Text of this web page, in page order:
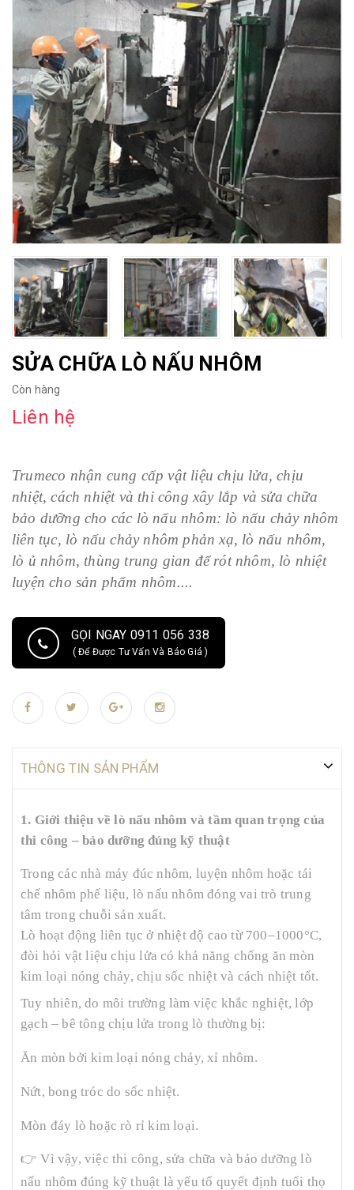
SỬA CHỮA LÒ NẤU NHÔM
Còn hàng
Liên hệ
Trumeco nhận cung cấp vật liệu chịu lửa, chịu
nhiệt, cách nhiệt và thi công xây lắp và sửa chữa
bảo dưỡng cho các lò nấu nhôm: lò nấu chảy nhôm
liên tục, lò nấu chảy nhôm phản xạ, lò nấu nhôm,
lò ủ nhôm, thùng trung gian để rót nhôm, lò nhiệt
luyện cho sản phẩm nhôm....
GỌI NGAY 0911 056 338
( Để Được Tư Vấn Và Báo Giá )
THÔNG TIN SẢN PHẨM
1. Giới thiệu về lò nấu nhôm và tầm quan trọng của
thi công – bảo dưỡng đúng kỹ thuật
Trong các nhà máy đúc nhôm, luyện nhôm hoặc tái
chế nhôm phế liệu, lò nấu nhôm đóng vai trò trung
tâm trong chuỗi sản xuất.
Lò hoạt động liên tục ở nhiệt độ cao từ 700–1000°C,
đòi hỏi vật liệu chịu lửa có khả năng chống ăn mòn
kim loại nóng chảy, chịu sốc nhiệt và cách nhiệt tốt.
Tuy nhiên, do môi trường làm việc khắc nghiệt, lớp
gạch – bê tông chịu lửa trong lò thường bị:
Ăn mòn bởi kim loại nóng chảy, xỉ nhôm.
Nứt, bong tróc do sốc nhiệt.
Mòn đáy lò hoặc rò rỉ kim loại.
👉 Vì vậy, việc thi công, sửa chữa và bảo dưỡng lò
nấu nhôm đúng kỹ thuật là yếu tố quyết định tuổi thọ